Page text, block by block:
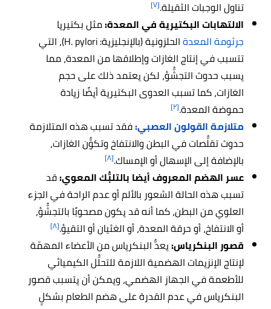
تناول الوجبات الثقيلة.[٧]
الالتهابات البكتيرية في المعدة:مثل بكتيريا
جرثومة المعدة
الحلزونية (بالإنجليزية: H. pylori)، التي
تتسبب في إنتاج الغازات وإطلاقها من المعدة، مما
يسبب حدوث التجشُّؤ، لكن يعتمد ذلك على حجم
الغازات، كما تسبب العدوى البكتيرية أيضًا زيادة
حموضة المعدة.[٢]
متلازمة القولون العصبي:فقد تسبب هذه المتلازمة
حدوث تقلُّصات في البطن والانتفاخ وتكوُّن الغازات،
بالإضافة إلى الإسهال أو الإمساك.[٨]
عسر الهضم المعروف أيضا بالتلبُّك المعوي:قد
تسبب هذه الحالة الشعور بالألم أو عدم الراحة في الجزء
العلوي من البطن، كما أنه قد يكون مصحوبًا بالتجشُّؤ،
أو الانتفاخ، أو حرقة المعدة، أو الغثيان أو التقيؤ.[٨]
قصور البنكرياس:يعدُّ البنكرياس من الأعضاء المهمّة
لإنتاج الإنزيمات الهضمية اللازمة للتحلُّل الكيميائي
للأطعمة في الجهاز الهضمي، ويمكن أن يتسبب قصور
البنكرياس في عدم القدرة على هضم الطعام بشكلٍ